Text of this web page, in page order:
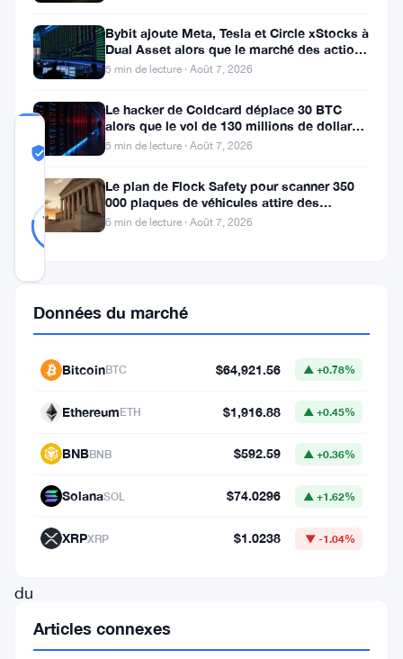
fantôme
COMMUNITY
TRUST
Probablement Réel
78
Probablement
Réel
9
votes
Les
investisseurs
Luna
vendent
pas.
Pas
du
moins.
Malgré
Bybit ajoute Meta, Tesla et Circle xStocks à
Dual Asset alors que le marché des actions
tokenisées atteint
5 min de lecture · Août 7, 2026
Le hacker de Coldcard déplace 30 BTC
alors que le vol de 130 millions de dollars
entre dans une nouvelle phase
5 min de lecture · Août 7, 2026
Le plan de Flock Safety pour scanner 350
000 plaques de véhicules attire des
poursuites et le retrait du LAPD
6 min de lecture · Août 7, 2026
Données du marché
BitcoinBTC $64,921.56 ▲ +0.78%
EthereumETH $1,916.88 ▲ +0.45%
BNBBNB $592.59 ▲ +0.36%
SolanaSOL $74.0296 ▲ +1.62%
XRPXRP $1.0238 ▼ -1.04%
Articles connexes